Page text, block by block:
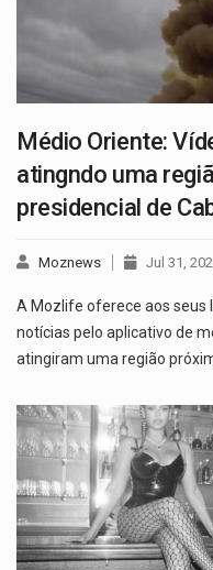
Médio Oriente:
atingndo uma
presidencial de
Moznews Jul 31,
A Mozlife oferece aos seus
notícias pelo aplicativo de
atingiram uma região